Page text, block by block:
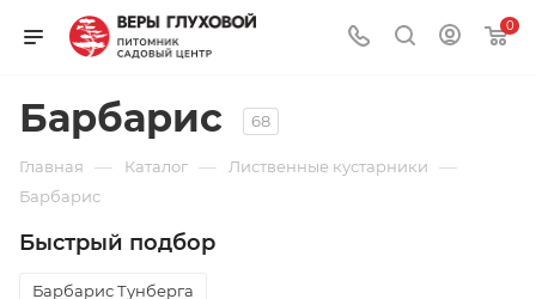
0
Барбарис 68
Главная — Каталог — Лиственные кустарники —
Барбарис
Быстрый подбор
Барбарис Тунберга